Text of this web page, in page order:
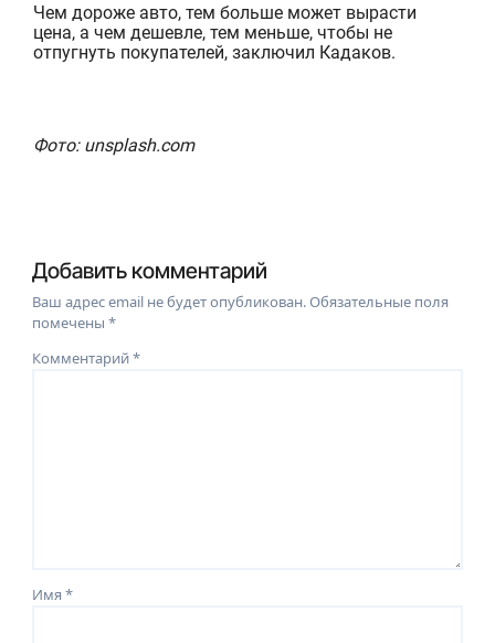
Чем дороже авто, тем больше может вырасти
цена, а чем дешевле, тем меньше, чтобы не
отпугнуть покупателей, заключил Кадаков.
Фото: unsplash.com
Добавить комментарий
Ваш адрес email не будет опубликован.Обязательные поля
помечены*
Комментарий*
Имя*